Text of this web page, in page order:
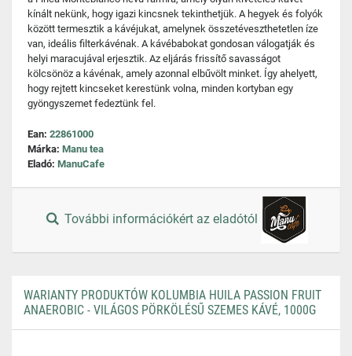
kínált nekünk, hogy igazi kincsnek tekinthetjük. A hegyek és folyók
között termesztik a kávéjukat, amelynek összetéveszthetetlen íze
van, ideális filterkávénak. A kávébabokat gondosan válogatják és
helyi maracujával erjesztik. Az eljárás frissítő savasságot
kölcsönöz a kávénak, amely azonnal elbűvölt minket. Így ahelyett,
hogy rejtett kincseket kerestünk volna, minden kortyban egy
gyöngyszemet fedeztünk fel.
Ean: 22861000
Márka: Manu tea
Eladó: ManuCafe
További információkért az eladótól
WARIANTY PRODUKTÓW KOLUMBIA HUILA PASSION FRUIT
ANAEROBIC - VILÁGOS PÖRKÖLÉSŰ SZEMES KÁVÉ, 1000G